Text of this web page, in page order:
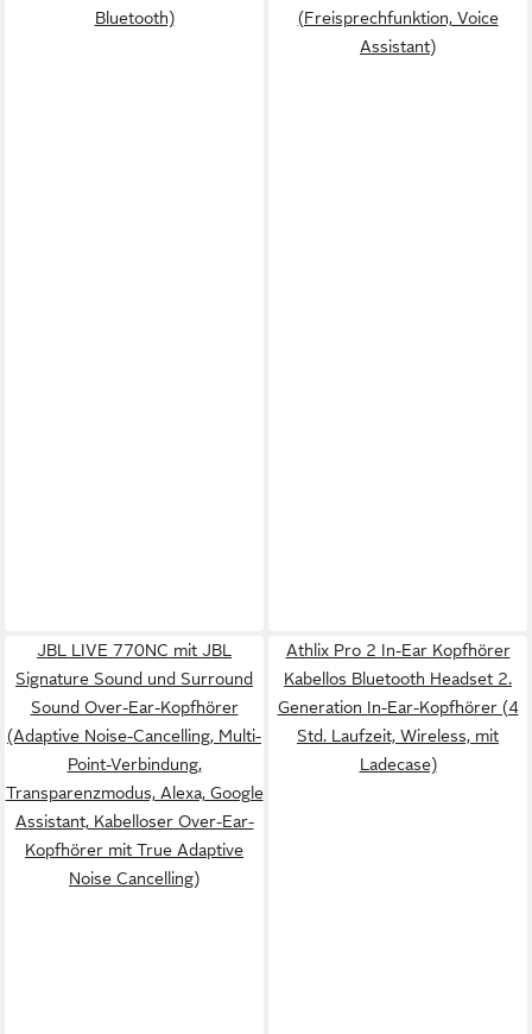
Bluetooth)
(Freisprechfunktion, Voice
Assistant)
JBL LIVE 770NC mit JBL
Signature Sound und Surround
Sound Over-Ear-Kopfhörer
(Adaptive Noise-Cancelling, Multi-
Point-Verbindung,
Transparenzmodus, Alexa, Google
Assistant, Kabelloser Over-Ear-
Kopfhörer mit True Adaptive
Noise Cancelling)
Athlix Pro 2 In-Ear Kopfhörer
Kabellos Bluetooth Headset 2.
Generation In-Ear-Kopfhörer (4
Std. Laufzeit, Wireless, mit
Ladecase)